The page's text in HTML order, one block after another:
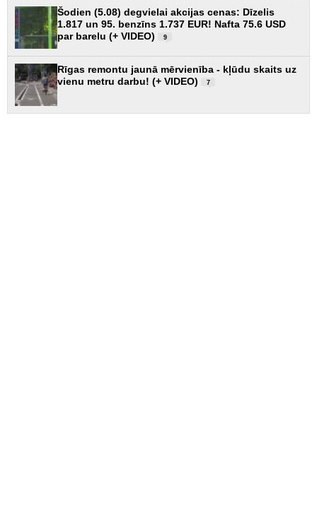
Šodien (5.08) degvielai akcijas cenas: Dīzelis
1.817 un 95. benzīns 1.737 EUR! Nafta 75.6 USD
par barelu (+ VIDEO)
9
Rīgas remontu jaunā mērvienība - kļūdu skaits uz
vienu metru darbu! (+ VIDEO)
7